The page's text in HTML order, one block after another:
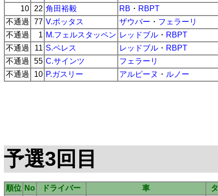
10
22 角田裕毅 RB ・ RBPT
不通過
77 V.ボッタス ザウバー ・ フェラーリ
不通過
1 M.フェルスタッペン レッドブル ・ RBPT
不通過
11 S.ペレス レッドブル ・ RBPT
不通過
55 C.サインツ
フェラーリ
不通過
10 P.ガスリー アルピーヌ ・ ルノー
予選3回目
順位 No ドライバー 車